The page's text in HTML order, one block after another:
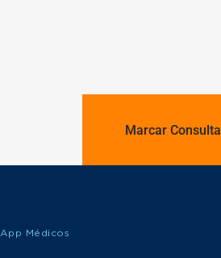
Marcar Consulta
App Médicos